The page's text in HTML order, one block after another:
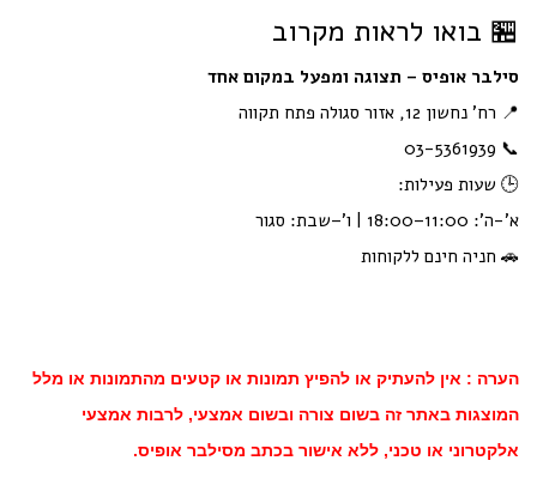
🏪 בואו לראות מקרוב
סילבר אופיס – תצוגה ומפעל במקום אחד
📍 רח' נחשון 12, אזור סגולה פתח תקווה
📞 03-5361939
🕒 שעות פעילות:
א'-ה': 11:00–18:00 | ו'–שבת: סגור
🚗 חניה חינם ללקוחות
הערה : אין להעתיק או להפיץ תמונות או קטעים מהתמונות או מלל
המוצגות באתר זה בשום צורה ובשום אמצעי, לרבות אמצעי
אלקטרוני או טכני, ללא אישור בכתב מסילבר אופיס.